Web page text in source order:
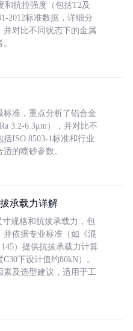
和抗拉强度（包括T2及
2012标准数据，详细分
对比不同状态下的金属
准，重点分析了铝合金
3.2-6.3μm），并对比不
ISO 8503-1标准和行业
的喷砂参数。
承载力详解
规格和抗拔承载力，包
并依据专业标准（如《混
）提供抗拔承载力计算
下设计值约80kN）。
素及选型建议，适用于工